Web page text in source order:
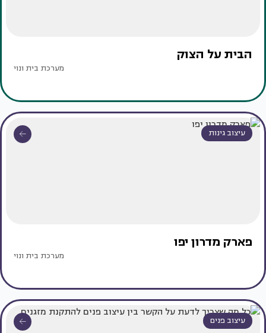
הבית על הצוק
מערכת בית ונוי
עיצוב גינות
פארק מדרון יפו
מערכת בית ונוי
עיצוב פנים